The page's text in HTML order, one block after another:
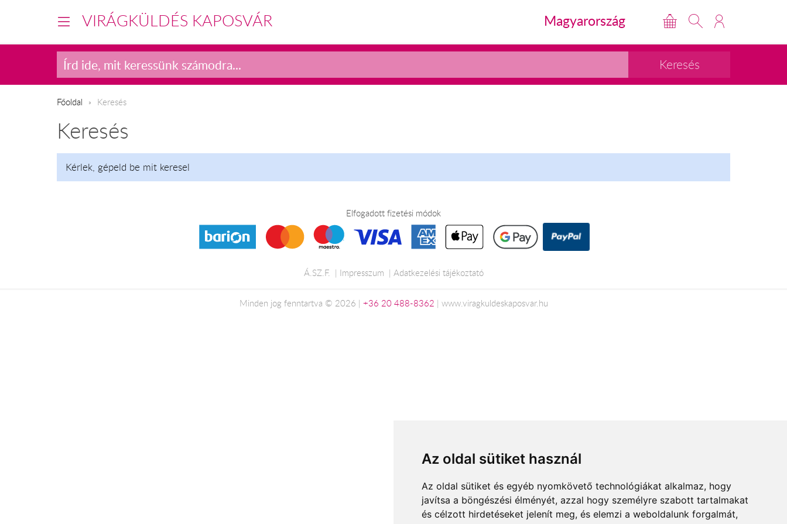
Az oldal sütiket használ
Az oldal sütiket és egyéb nyomkövető technológiákat alkalmaz, hogy
javítsa a böngészési élményét, azzal hogy személyre szabott tartalmakat
és célzott hirdetéseket jelenít meg, és elemzi a weboldalunk forgalmát,
VIRÁGKÜLDÉS KAPOSVÁR Magyarország
Főoldal Keresés
Keresés
Kérlek, gépeld be mit keresel
Elfogadott fizetési módok
Á.SZ.F. Impresszum Adatkezelési tájékoztató
Minden jog fenntartva © 2026 | +36 20 488-8362 | www.viragkuldeskaposvar.hu